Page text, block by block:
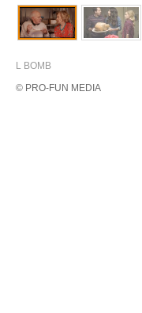
L BOMB
© PRO-FUN MEDIA